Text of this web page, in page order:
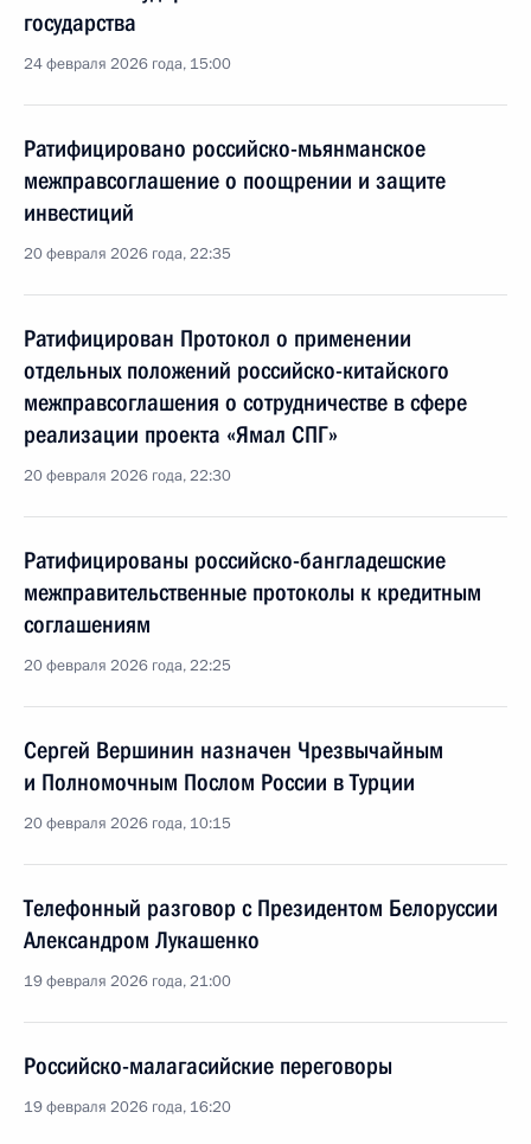
государства
24 февраля 2026 года, 15:00
Ратифицировано российско-мьянманское
межправсоглашение о поощрении и защите
инвестиций
20 февраля 2026 года, 22:35
Ратифицирован Протокол о применении
отдельных положений российско-китайского
межправсоглашения о сотрудничестве в сфере
реализации проекта «Ямал СПГ»
20 февраля 2026 года, 22:30
Ратифицированы российско-бангладешские
межправительственные протоколы к кредитным
соглашениям
20 февраля 2026 года, 22:25
Сергей Вершинин назначен Чрезвычайным
и Полномочным Послом России в Турции
20 февраля 2026 года, 10:15
Телефонный разговор с Президентом Белоруссии
Александром Лукашенко
19 февраля 2026 года, 21:00
Российско-малагасийские переговоры
19 февраля 2026 года, 16:20